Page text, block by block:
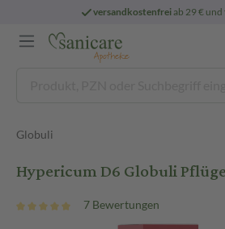
versandkostenfreiab 29 € und
Globuli
Hypericum D6 Globuli
7 Bewertungen